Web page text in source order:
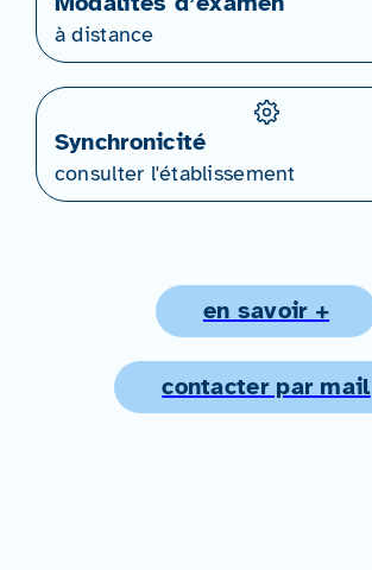
à distance
Synchronicité
consulter l'établissement
en savoir +
contacter par mail